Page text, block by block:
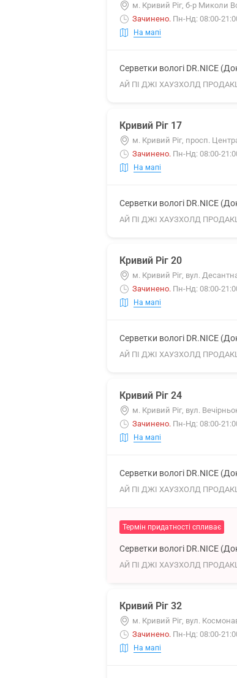
м. Кривий Ріг, б-р Миколи
Зачинено. Пн-Нд: 08:00-
На мапі
Серветки вологі DR.NICE
АЙ ПІ ДЖІ ХАУЗХОЛД
Кривий Ріг 17
м. Кривий Ріг, просп.
Зачинено. Пн-Нд: 08:00-
На мапі
Серветки вологі DR.NICE
АЙ ПІ ДЖІ ХАУЗХОЛД
Кривий Ріг 20
м. Кривий Ріг, вул.
Зачинено. Пн-Нд: 08:00-
На мапі
Серветки вологі DR.NICE
АЙ ПІ ДЖІ ХАУЗХОЛД
Кривий Ріг 24
м. Кривий Ріг, вул.
Зачинено. Пн-Нд: 08:00-
На мапі
Серветки вологі DR.NICE
АЙ ПІ ДЖІ ХАУЗХОЛД
Термін придатності спливає
Серветки вологі DR.NICE
АЙ ПІ ДЖІ ХАУЗХОЛД
Кривий Ріг 32
м. Кривий Ріг, вул.
Зачинено. Пн-Нд: 08:00-
На мапі